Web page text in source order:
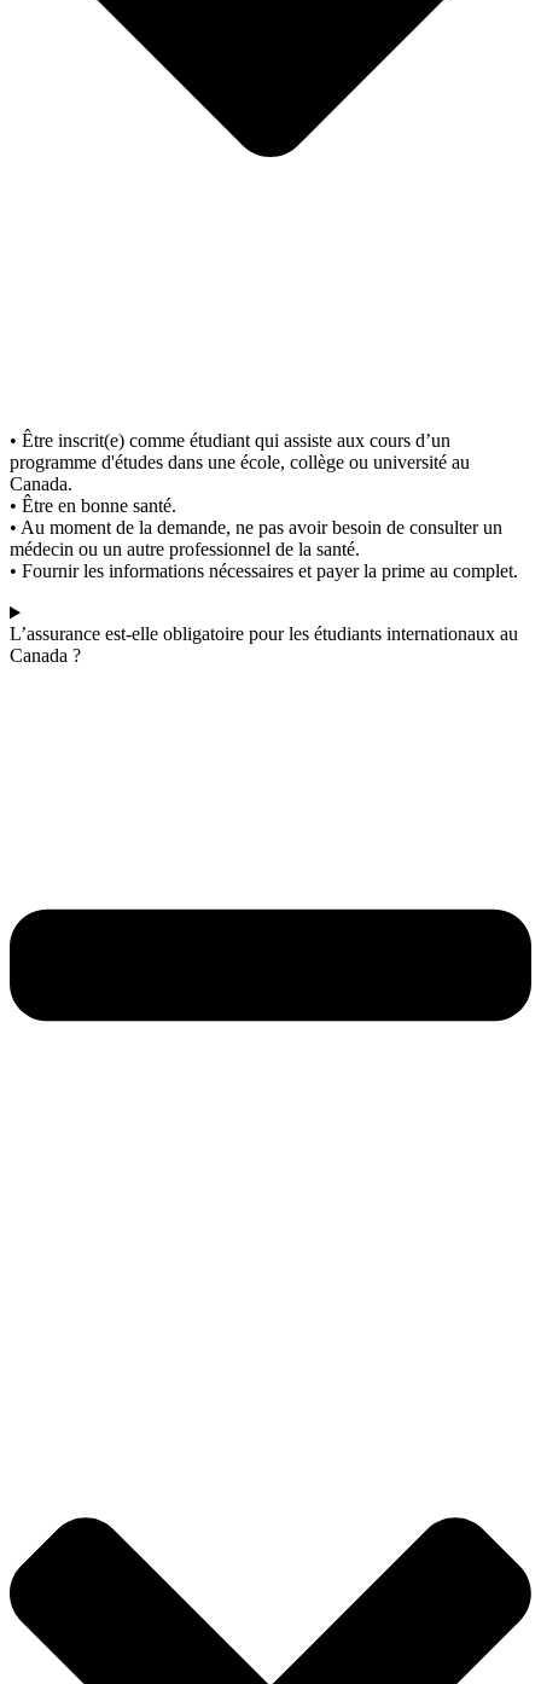
• Être inscrit(e) comme étudiant qui assiste aux cours d’un
programme d'études dans une école, collège ou université au
Canada.
• Être en bonne santé.
• Au moment de la demande, ne pas avoir besoin de consulter un
médecin ou un autre professionnel de la santé.
• Fournir les informations nécessaires et payer la prime au complet.
L’assurance est-elle obligatoire pour les étudiants internationaux au
Canada ?